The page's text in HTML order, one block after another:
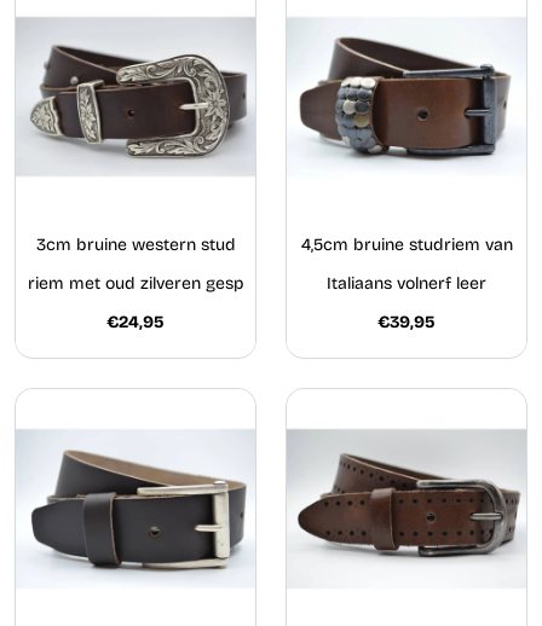
3cm bruine western stud
riem met oud zilveren gesp
€24,95
4,5cm bruine studriem van
Italiaans volnerf leer
€39,95